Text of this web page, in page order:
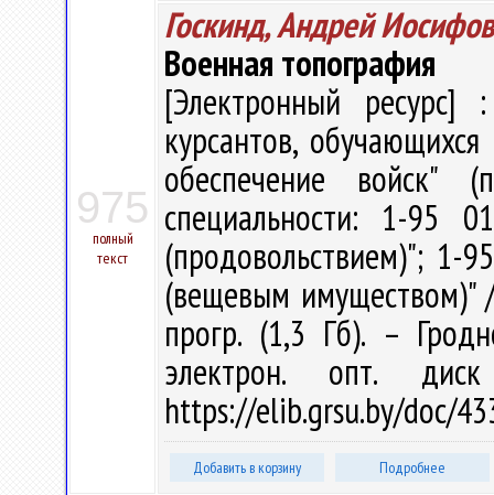
975
полный
текст
Госкинд, Андрей
Военная топография
[Электронный ресурс]
курсантов,
обеспечение войск"
специальности: 1-95
(продовольствием)"; 1-
(вещевым имуществом)"
прогр. (1,3 Гб). –
электрон. опт.
https://elib.grsu.by/doc/
Добавить в корзину Подробнее